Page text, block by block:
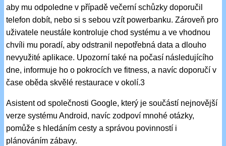
aby mu odpoledne v případě večerní schůzky doporučil
telefon dobít, nebo si s sebou vzít powerbanku. Zároveň pro
uživatele neustále kontroluje chod systému a ve vhodnou
chvíli mu poradí, aby odstranil nepotřebná data a dlouho
nevyužité aplikace. Upozorní také na počasí následujícího
dne, informuje ho o pokrocích ve fitness, a navíc doporučí v
čase oběda skvělé restaurace v okolí.3
Asistent od společnosti Google, který je součástí nejnovější
verze systému Android, navíc zodpoví mnohé otázky,
pomůže s hledáním cesty a správou povinností i
plánováním zábavy.